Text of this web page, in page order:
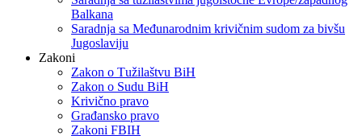
Balkana
Saradnja sa Međunarodnim krivičnim sudom za bivšu
Jugoslaviju
Zakoni
Zakon o Тužilaštvu BiH
Zakon o Sudu BiH
Krivično pravo
Građansko pravo
Zakoni FBIH